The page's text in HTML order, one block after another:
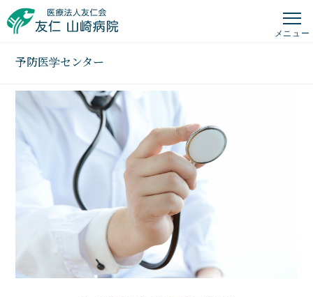
メニュー
予防医学センター